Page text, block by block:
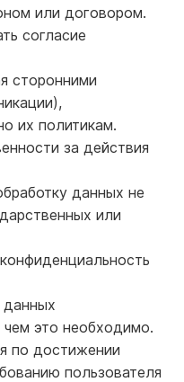
или договором.
согласие
сторонними
их политикам.
за действия
данных не
или
данных
это необходимо.
по достижении
пользователя